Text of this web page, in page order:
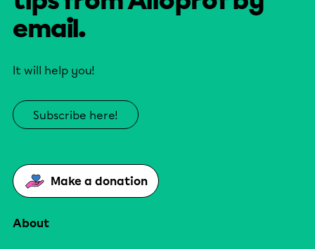
email.
It will help you!
Subscribe here!
Make a donation
About